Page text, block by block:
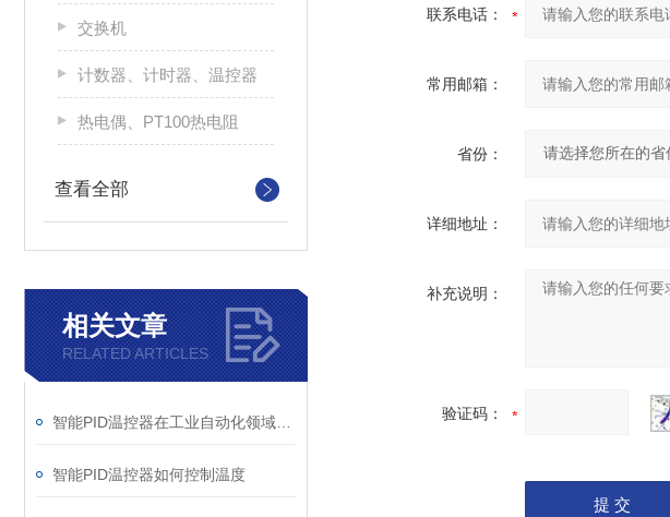
交换机
计数器、计时器、温控器
热电偶、PT100热电阻
查看全部
相关文章
RELATED ARTICLES
智能PID温控器如何控制温度
联系电话：
常用邮箱：
省份：
详细地址：
补充说明：
验证码：